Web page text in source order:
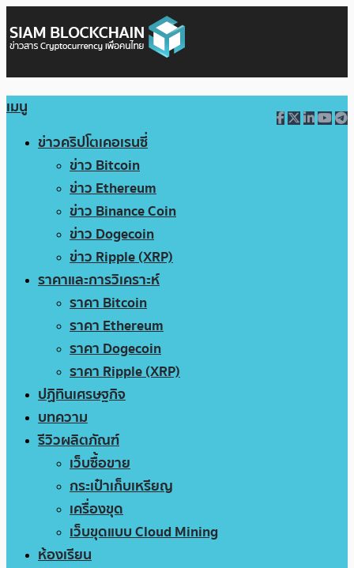
เมนู
ข่าวคริปโตเคอเรนซี่
ข่าว Bitcoin
ข่าว Ethereum
ข่าว Binance Coin
ข่าว Dogecoin
ข่าว Ripple (XRP)
ราคาและการวิเคราะห์
ราคา Bitcoin
ราคา Ethereum
ราคา Dogecoin
ราคา Ripple (XRP)
ปฏิทินเศรษฐกิจ
บทความ
รีวิวผลิตภัณฑ์
เว็บซื้อขาย
กระเป๋าเก็บเหรียญ
เครื่องขุด
เว็บขุดแบบ Cloud Mining
ห้องเรียน